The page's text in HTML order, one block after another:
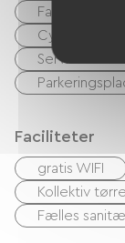
Fastfood
Cykeludlejning
Faciliteter
gratis WIFI
Kollektiv
Fælles